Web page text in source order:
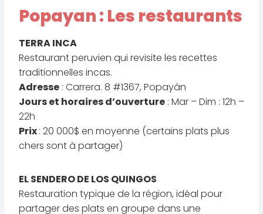
Popayan : Les restaurants
TERRA INCA
Restaurant peruvien qui revisite les recettes
traditionnelles incas.
Adresse : Carrera. 8 #1367, Popayán
Jours et horaires d’ouverture : Mar – Dim : 12h –
22h
Prix: 20 000$ en moyenne (certains plats plus
chers sont à partager)
EL SENDERO DE LOS QUINGOS
Restauration typique de la région, idéal pour
partager des plats en groupe dans une